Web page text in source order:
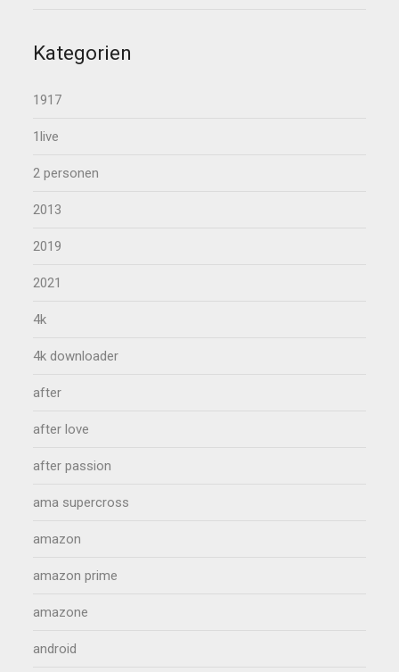
Kategorien
1917
1live
2 personen
2013
2019
2021
4k
4k downloader
after
after love
after passion
ama supercross
amazon
amazon prime
amazone
android